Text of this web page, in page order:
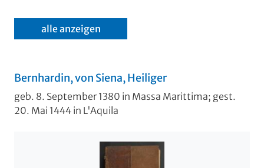
alle anzeigen
Bernhardin, von Siena, Heiliger
geb. 8. September 1380 in Massa Marittima; gest.
20. Mai 1444 in L'Aquila